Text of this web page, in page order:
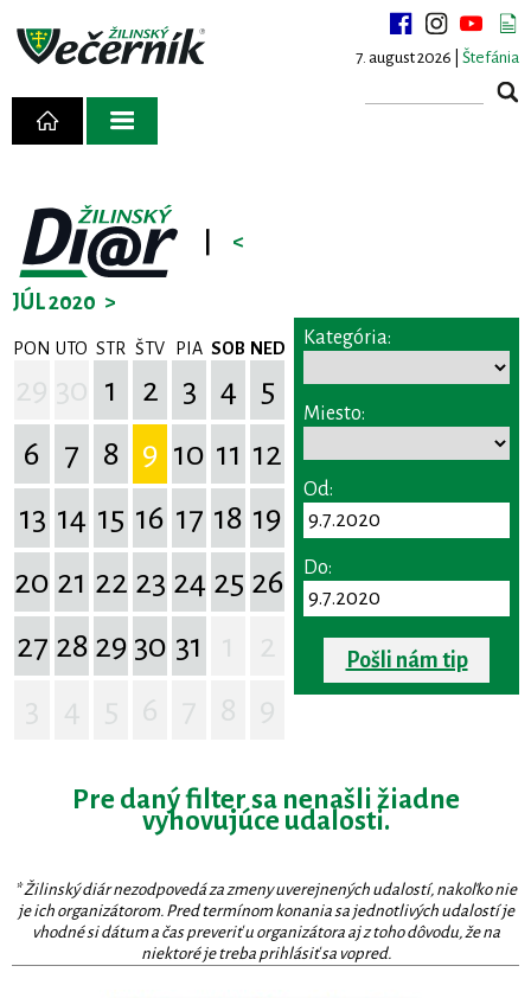
7. august 2026 | Štefánia
<
JÚL 2020 >
PON UTO STR ŠTV PIA SOB NED
1 2 3 4
5
6
7 8 9 10 11 12
13 14 15 16 17 18 19
20 21 22 23 24 25 26
27 28 29 30 31
Kategória:
Miesto:
Od:
Do:
Pošli nám tip
Pre daný filter sa nenašli žiadne
vyhovujúce udalosti.
* Žilinský diár nezodpovedá za zmeny uverejnených udalostí, nakoľko nie
je ich organizátorom. Pred termínom konania sa jednotlivých udalostí je
vhodné si dátum a čas preveriť u organizátora aj z toho dôvodu, že na
niektoré je treba prihlásiť sa vopred.